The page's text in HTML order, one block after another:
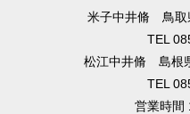
米子中井脩 鳥取
TEL
松江中井脩 島根
TEL
営業時間